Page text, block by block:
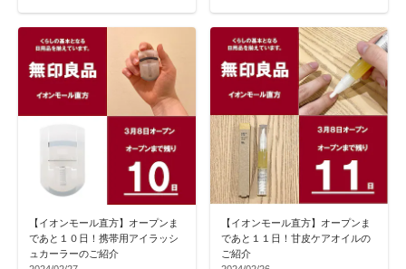
【イオンモール直方】オープンま
であと１０日！携帯用アイラッシ
ュカーラーのご紹介
【イオンモール直方】オープンま
であと１１日！甘皮ケアオイルの
ご紹介